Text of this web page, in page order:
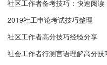
社区工作者备考技巧：快速阅读
2019社工申论考试技巧整理
社区工作者高分技巧经验分享
社会工作者行测言语理解高分技